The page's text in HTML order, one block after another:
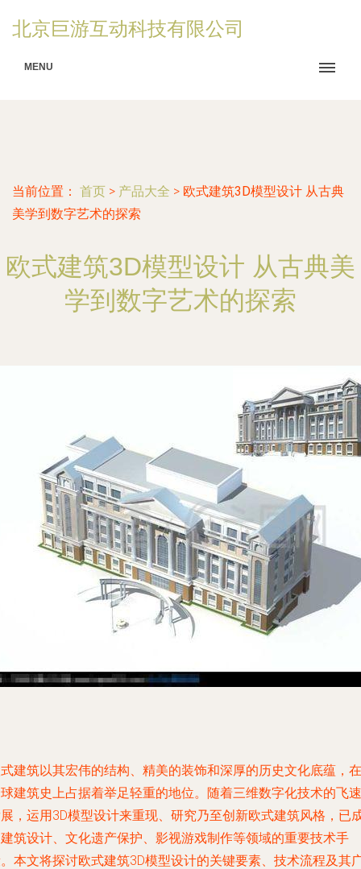
北京巨游互动科技有限公司
MENU
当前位置： 首页 > 产品大全 > 欧式建筑3D模型设计 从古典
美学到数字艺术的探索
欧式建筑3D模型设计 从古典美
学到数字艺术的探索
建筑以其宏伟的结构、精美的装饰和深厚的历史文化底蕴，在
建筑史上占据着举足轻重的地位。随着三维数字化技术的飞速
，运用3D模型设计来重现、研究乃至创新欧式建筑风格，已
筑设计、文化遗产保护、影视游戏制作等领域的重要技术手
本文将探讨欧式建筑3D模型设计的关键要素、技术流程及其